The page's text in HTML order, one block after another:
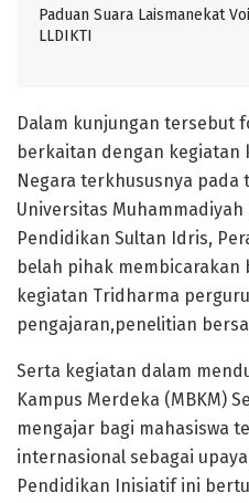
Paduan Suara Laismanekat
LLDIKTI
Dalam kunjungan tersebut
berkaitan dengan kegiatan
Negara terkhususnya
Universitas
Pendidikan Sultan Idris,
belah pihak
kegiatan Tridharma
pengajaran,penelitian
Serta kegiatan dalam
Kampus Merdeka (MBKM)
mengajar bagi mahasiswa
internasional sebagai
Pendidikan Inisiatif ini